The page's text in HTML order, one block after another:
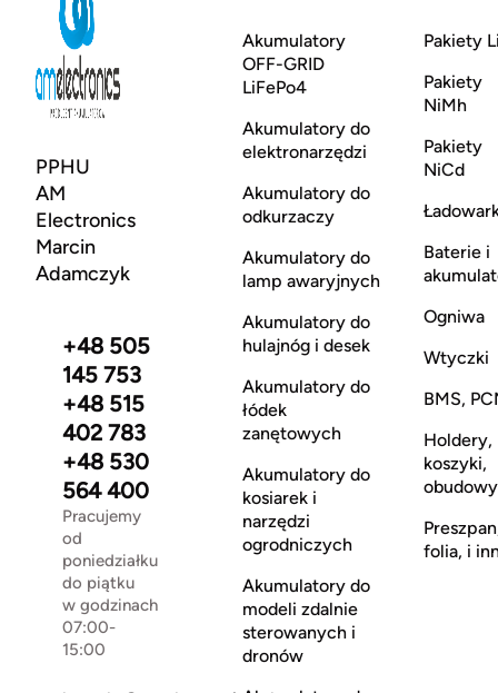
PPHU
AM
Electronics
Marcin
Adamczyk
+48 505
145 753
+48 515
402 783
+48 530
564 400
Pracujemy
od
poniedziałku
do piątku
w godzinach
07:00-
15:00
Akumulatory
OFF-GRID
LiFePo4
Akumulatory do
elektronarzędzi
Akumulatory do
odkurzaczy
Akumulatory do
lamp awaryjnych
Akumulatory do
hulajnóg i desek
Akumulatory do
łódek
zanętowych
Akumulatory do
kosiarek i
narzędzi
ogrodniczych
Akumulatory do
modeli zdalnie
sterowanych i
dronów
Pakiety
Pakiety
NiMh
Pakiety
NiCd
Baterie i
Ogniwa
Wtyczki
BMS,
Holdery,
koszyki,
obudowy
folia, i